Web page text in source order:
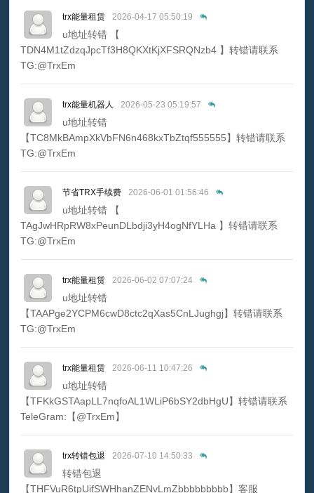
trx能量租赁 2026-04-17 05:50:19
u地址转错 【
TDN4M1tZdzqJpcTf3H8QKXtKjXFSRQNzb4 】转错请联系
TG:@TrxEm
trx能量机器人 2026-05-23 05:19:57
u地址转错
【TC8MkBAmpXkVbFN6n468kxTbZtqf555555】转错请联系
TG:@TrxEm
节省TRX手续费 2026-06-01 01:56:46
u地址转错 【
TAgJwHRpRW8xPeunDLbdji3yH4ogNfYLHa 】转错请联系
TG:@TrxEm
trx能量租赁 2026-06-02 07:07:24
u地址转错
【TAAPge2YCPM6cwD8ctc2qXas5CnLJughgj】转错请联系
TG:@TrxEm
trx能量租赁 2026-06-11 10:47:26
u地址转错
【TFKkGSTAapLL7nqfoAL1WLiP6bSY2dbHgU】转错请联系
TeleGram:【@TrxEm】
trx转错包退 2026-07-10 14:50:33
转错包退
【THFVuR6tpUifSWHhanZENvLmZbbbbbbbbb】客服